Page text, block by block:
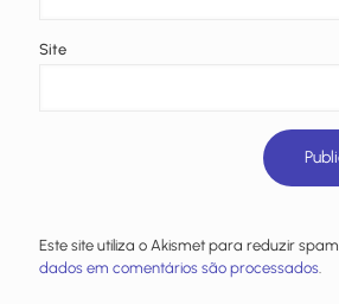
Site
Este site utiliza o Akismet para reduzir spam.
dados em comentários são processados